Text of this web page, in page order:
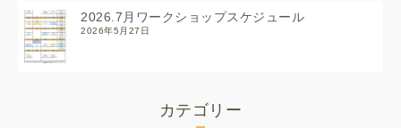
2026.7月ワークショップスケジュール
2026年5月27日
カテゴリー